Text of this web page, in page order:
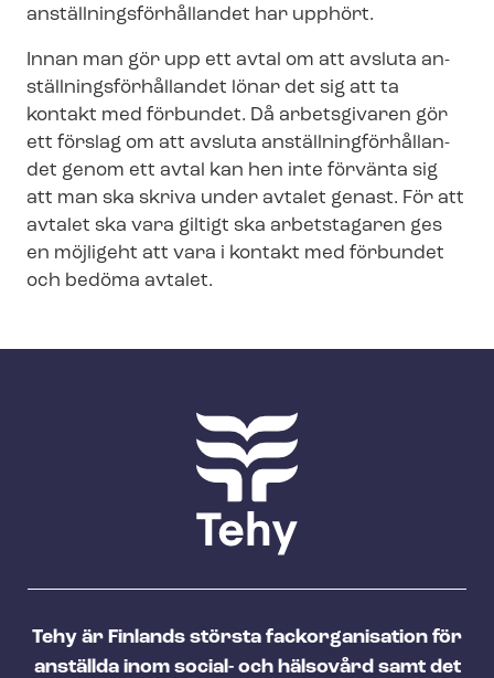
an­ställ­nings­för­hål­lan­det har upphört.
Innan man gör upp ett avtal om att avsluta an­
ställ­nings­för­hål­lan­det lönar det sig att ta
kontakt med förbundet. Då arbetsgivaren gör
ett förslag om att avsluta an­ställ­ning­för­hål­lan­
det genom ett avtal kan hen inte förvänta sig
att man ska skriva under avtalet genast. För att
avtalet ska vara giltigt ska arbetstagaren ges
en möjligeht att vara i kontakt med förbundet
och bedöma avtalet.
Tehy är Finlands största fackorganisation för
anställda inom social- och hälsovård samt det